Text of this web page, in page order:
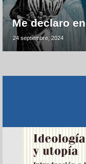
Me declaro
24 septiembre, 2024